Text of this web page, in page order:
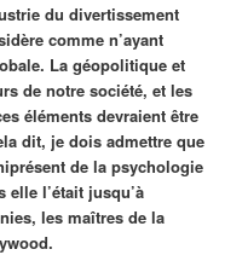
du divertissement
comme n’ayant
La géopolitique et
de notre société, et les
éléments devraient être
dit, je dois admettre que
de la psychologie
l’était jusqu’à
les maîtres de la